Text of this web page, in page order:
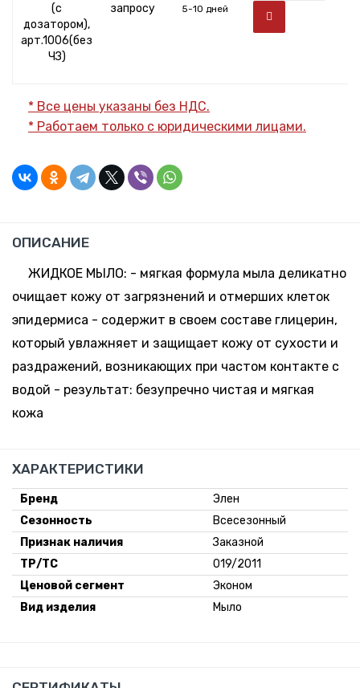
(с
дозатором),
арт.1006(без
ЧЗ)
запросу
5-10 дней
* Все цены указаны без НДС.
* Работаем только с юридическими лицами.
ОПИСАНИЕ
ЖИДКОЕ МЫЛО: - мягкая формула мыла деликатно
очищает кожу от загрязнений и отмерших клеток
эпидермиса - содержит в своем составе глицерин,
который увлажняет и защищает кожу от сухости и
раздражений, возникающих при частом контакте с
водой - результат: безупречно чистая и мягкая
кожа
ХАРАКТЕРИСТИКИ
Бренд
Элен
Сезонность
Всесезонный
Признак наличия
Заказной
ТР/ТС
019/2011
Ценовой сегмент
Эконом
Вид изделия
Мыло